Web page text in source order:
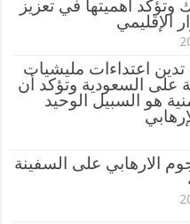
وتؤكد أهميتها في تعزيز
الإقليمي
تدين اعتداءات مليشيات
على السعودية وتؤكد أن
هو السبيل الوحيد
الارهابي على السفينة